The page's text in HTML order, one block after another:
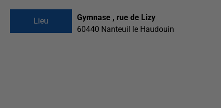
Lieu
Gymnase , rue de Lizy
60440 Nanteuil le Haudouin